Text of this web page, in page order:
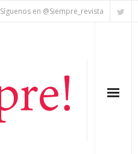
Síguenos en @Siempre_revista